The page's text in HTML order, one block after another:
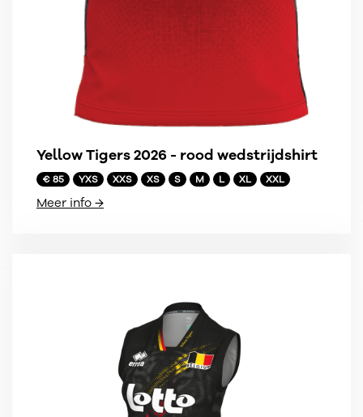
Yellow Tigers 2026 - rood wedstrijdshirt
€ 85 YXS XXS XS S M L XL XXL
Meer info →